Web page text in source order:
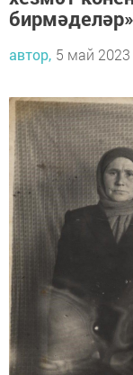
бирмәделәр»
автор, 5 май 2023